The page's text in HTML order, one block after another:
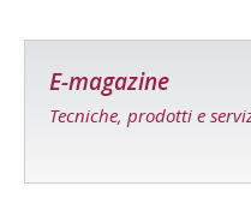
E-magazine
Tecniche, prodotti e